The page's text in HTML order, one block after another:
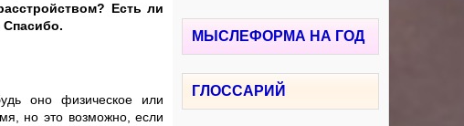
Есть ли
оно физическое или
но это возможно, если
МЫСЛЕФОРМА НА ГОД
ГЛОССАРИЙ